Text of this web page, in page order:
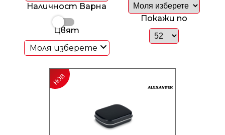
Наличност Варна
Цвят
Моля изберете
Покажи по